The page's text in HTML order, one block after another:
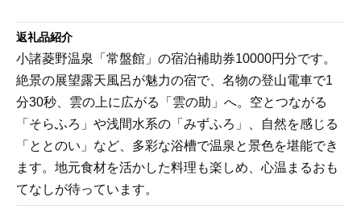
返礼品紹介
小諸菱野温泉「常盤館」の宿泊補助券10000円分です。
絶景の展望露天風呂が魅力の宿で、名物の登山電車で1
分30秒、雲の上に広がる「雲の助」へ。空とつながる
「そらふろ」や浅間水系の「みずふろ」、自然を感じる
「ととのい」など、多彩な浴槽で温泉と景色を堪能でき
ます。地元食材を活かした料理も楽しめ、心温まるおも
てなしが待っています。